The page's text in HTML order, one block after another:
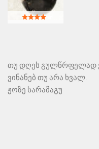
თუ დღეს გულწრფელად
ვინანებ თუ არა ხვალ.
ჟოზე სარამაგუ